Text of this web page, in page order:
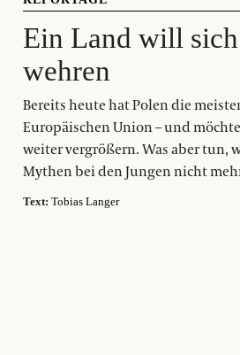
Ein Land will sich
wehren
Bereits heute hat Polen die
Europäischen Union – und
weiter vergrößern. Was aber tun,
Mythen bei den Jungen nicht
Text: Tobias Langer